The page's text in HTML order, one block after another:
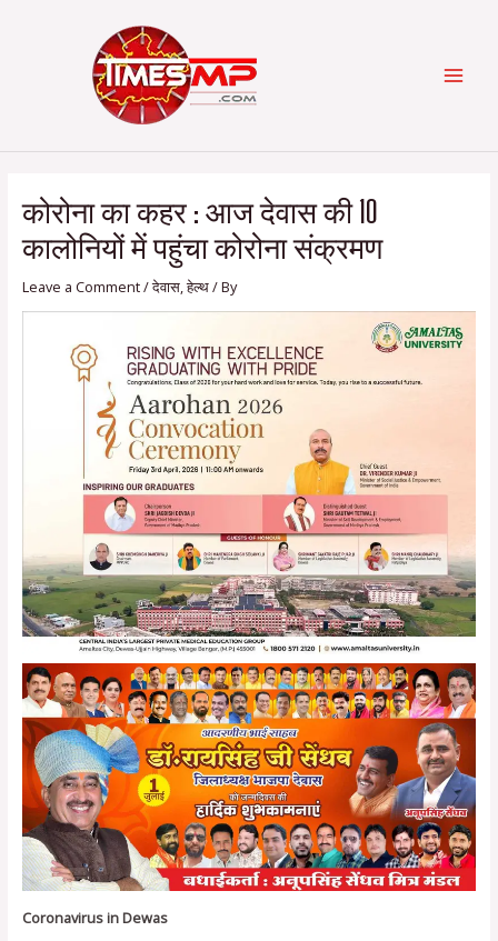
कोरोना का कहर : आज देवास की 10
कालोनियों में पहुंचा कोरोना संक्रमण
Leave a Comment/देवास,हेल्थ/ By
Coronavirus in Dewas
navigation